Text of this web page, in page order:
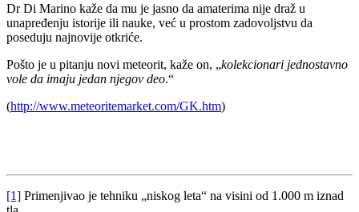
Dr Di Marino kaže da mu je jasno da amaterima nije draž u
unapređenju istorije ili nauke, već u prostom zadovoljstvu da
poseduju najnovije otkriće.
Pošto je u pitanju novi meteorit, kaže on, „kolekcionari jednostavno
vole da imaju jedan njegov deo.“
(http://www.meteoritemarket.com/GK.htm)
[1] Primenjivao je tehniku „niskog leta“ na visini od 1.000 m iznad